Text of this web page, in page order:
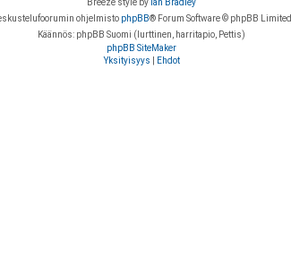
Breeze style by Ian Bradley
ohjelmisto phpBB® Forum Software © phpBB Limited
Käännös: phpBB Suomi (lurttinen, harritapio, Pettis)
phpBB SiteMaker
Yksityisyys
Ehdot